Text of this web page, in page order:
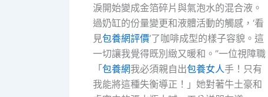
淚開始變成金箔碎片與氣泡水的混合液。
過奶缸的份量變更和液體活動的觸感，‘看
見包養網評價’了咖啡成型的樣子容貌。這
一切讓我覺得既別緻又暖和。”一位視障職
「 包養網我必須親自出包養女人手！只有
我能將這種失衡導正！」她對著牛土豪和